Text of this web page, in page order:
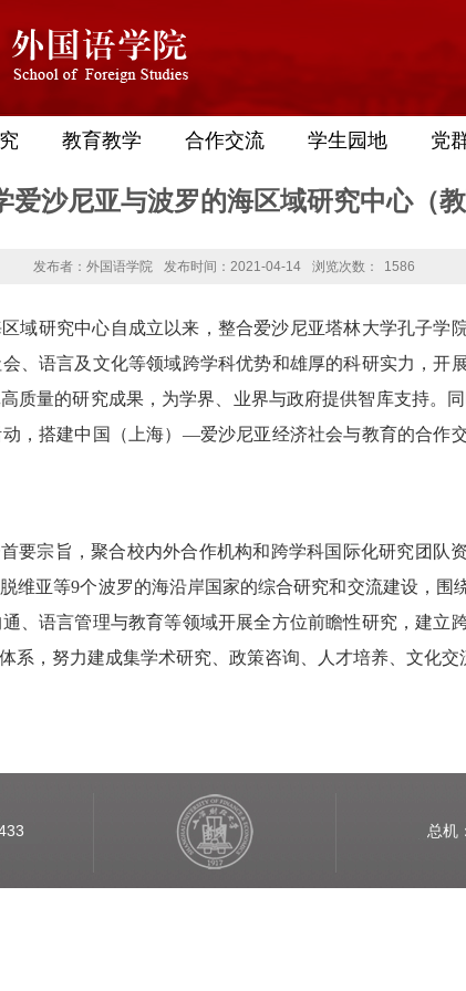
教育教学 合作交流 学生园地 党
爱沙尼亚与波罗的海区域研究中心（教
发布者：外国语学院 发布时间：2021-04-14 浏览次数： 1586
域研究中心自成立以来，整合爱沙尼亚塔林大学孔子学
、语言及文化等领域跨学科优势和雄厚的科研实力，开
质量的研究成果，为学界、业界与政府提供智库支持。
，搭建中国（上海）—爱沙尼亚经济社会与教育的合作
要宗旨，聚合校内外合作机构和跨学科国际化研究团队
维亚等9个波罗的海沿岸国家的综合研究和交流建设，围
、语言管理与教育等领域开展全方位前瞻性研究，建立
系，努力建成集学术研究、政策咨询、人才培养、文化交
总机